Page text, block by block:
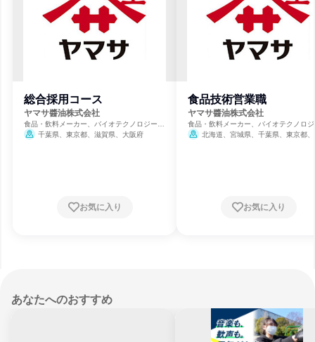
総合採用コース
ヤマサ醬油株式会社
食品・飲料メーカー、バイオテクノロジー、
製薬 千葉県、東京都、滋賀県、大阪府
お気に入り
食品技術営業職
ヤマサ醬油株式会社
食品・飲料メーカー、バイオテクノロ
製薬 北海道、宮城県、千葉県、東京都
お気に入り
あなたへのおすすめ